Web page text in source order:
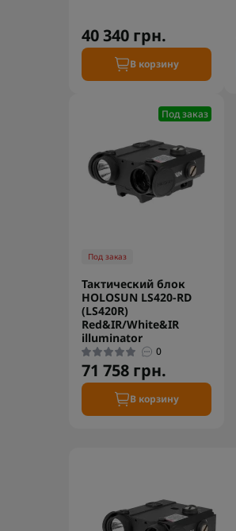
40 340 грн.
В корзину
Под заказ
Под заказ
Тактический блок
HOLOSUN LS420-RD
(LS420R)
Red&IR/White&IR
illuminator
0
71 758 грн.
В корзину